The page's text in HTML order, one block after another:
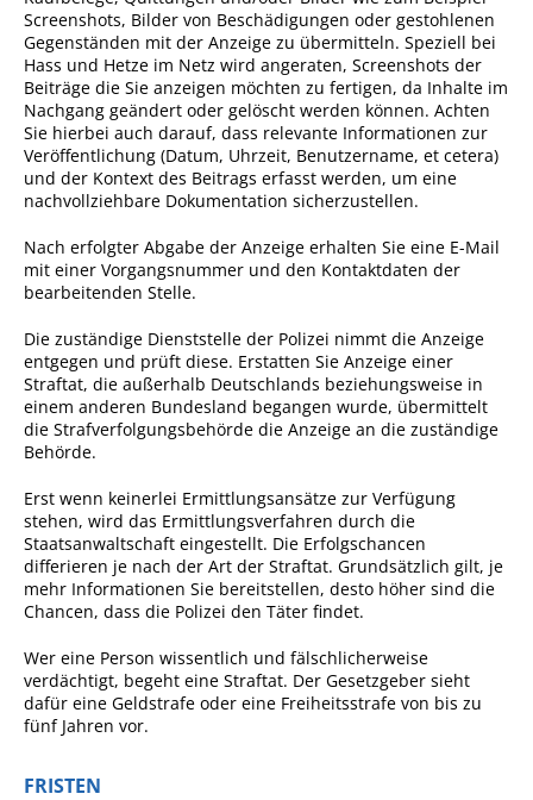
Ausschreibungen
Bebauungspläne
Ortsrecht
Gemeinderat
Standesamtliche
Karriere
ERLEBEN
Tourismus
Natur Umwelt Klima
Pop-Up-Museum
Kerngeschichten
Gemmrigheim
Angebote für Senioren
Screenshots, Bilder von Beschädigungen oder gestohlenen
Gegenständen mit der Anzeige zu übermitteln. Speziell bei
Hass und Hetze im Netz wird angeraten, Screenshots der
Beiträge die Sie anzeigen möchten zu fertigen, da Inhalte im
Nachgang geändert oder gelöscht werden können. Achten
Sie hierbei auch darauf, dass relevante Informationen zur
Veröffentlichung (Datum, Uhrzeit, Benutzername, et cetera)
und der Kontext des Beitrags erfasst werden, um eine
nachvollziehbare Dokumentation sicherzustellen.
Nach erfolgter Abgabe der Anzeige erhalten Sie eine E-Mail
mit einer Vorgangsnummer und den Kontaktdaten der
bearbeitenden Stelle.
Die zuständige Dienststelle der Polizei nimmt die Anzeige
entgegen und prüft diese. Erstatten Sie Anzeige einer
Straftat, die außerhalb Deutschlands beziehungsweise in
einem anderen Bundesland begangen wurde, übermittelt
die Strafverfolgungsbehörde die Anzeige an die zuständige
Behörde.
Erst wenn keinerlei Ermittlungsansätze zur Verfügung
stehen, wird das Ermittlungsverfahren durch die
Staatsanwaltschaft eingestellt. Die Erfolgschancen
differieren je nach der Art der Straftat. Grundsätzlich gilt, je
mehr Informationen Sie bereitstellen, desto höher sind die
Chancen, dass die Polizei den Täter findet.
Wer eine Person wissentlich und fälschlicherweise
verdächtigt, begeht eine Straftat. Der Gesetzgeber sieht
dafür eine Geldstrafe oder eine Freiheitsstrafe von bis zu
fünf Jahren vor.
FRISTEN